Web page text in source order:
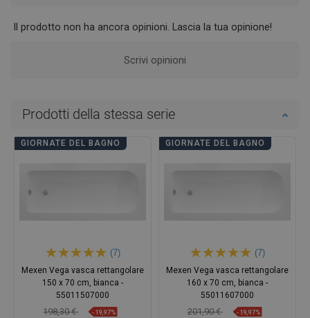
Il prodotto non ha ancora opinioni. Lascia la tua opinione!
Scrivi opinioni
Prodotti della stessa serie
GIORNATE DEL BAGNO
(7)
Mexen Vega vasca rettangolare
150 x 70 cm, bianca -
55011507000
198,30 € -19,97%
GIORNATE DEL BAGNO
(7)
Mexen Vega vasca rettangolare
160 x 70 cm, bianca -
55011607000
201,90 € -19,97%